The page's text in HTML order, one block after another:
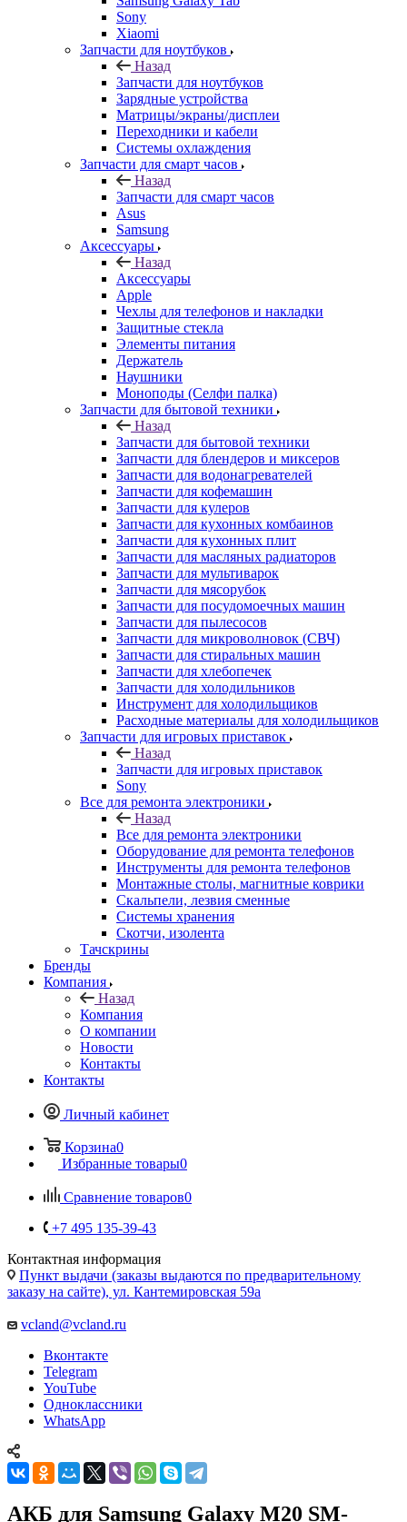
Матрицы/экраны/дисплеи
Переходники и кабели
Системы охлаждения
Запчасти для смарт часов
Назад
Запчасти для смарт часов
Asus
Samsung
Аксессуары
Назад
Аксессуары
Apple
Чехлы для телефонов и накладки
Защитные стекла
Элементы питания
Держатель
Наушники
Моноподы (Селфи палка)
Запчасти для бытовой техники
Назад
Запчасти для бытовой техники
Запчасти для блендеров и миксеров
Запчасти для водонагревателей
Запчасти для кофемашин
Запчасти для кулеров
Запчасти для кухонных комбаинов
Запчасти для кухонных плит
Запчасти для масляных радиаторов
Запчасти для мультиварок
Запчасти для мясорубок
Запчасти для посудомоечных машин
Запчасти для пылесосов
Запчасти для микроволновок (СВЧ)
Запчасти для стиральных машин
Запчасти для хлебопечек
Запчасти для холодильников
Инструмент для холодильщиков
Расходные материалы для холодильщиков
Запчасти для игровых приставок
Назад
Запчасти для игровых приставок
Sony
Все для ремонта электроники
Назад
Все для ремонта электроники
Оборудование для ремонта телефонов
Инструменты для ремонта телефонов
Монтажные столы, магнитные коврики
Скальпели, лезвия сменные
Системы хранения
Скотчи, изолента
Тачскрины
Компания
Назад
Компания
О компании
Новости
Контакты
Контакты
Личный кабинет
Корзина0
Избранные товары
Сравнение товаров
+7 495 135-39-43
Контактная информация
Пункт выдачи (заказы выдаются по предварительному
Telegram
YouTube
Одноклассники
АКБ для Samsung Galaxy M20 SM-
M205F EB-BG580ABN
Главная
—
—